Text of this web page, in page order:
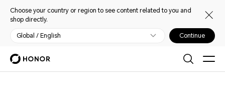
Choose your country or region to see content related to you and
shop directly.
Global / English Continue